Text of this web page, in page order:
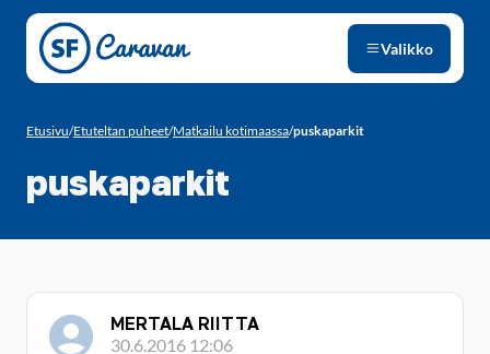
Siirry sivun sisältöön
Valikko
Etusivu/Etuteltan puheet/Matkailu kotimaassa/puskaparkit
puskaparkit
MERTALA RIITTA
30.6.2016 12:06